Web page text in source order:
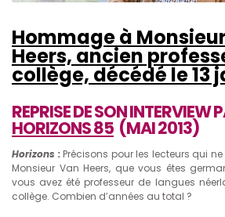
Hommage à
Heers, ancien
collège, décédé le 13
REPRISE DE SON INTERVIEW
HORIZONS 85 (MAI 2013)
Horizons : Précisons pour les lecteurs qui
Monsieur Van Heers, que vous êtes
vous avez été professeur de langues
collège. Combien d’années au total ?